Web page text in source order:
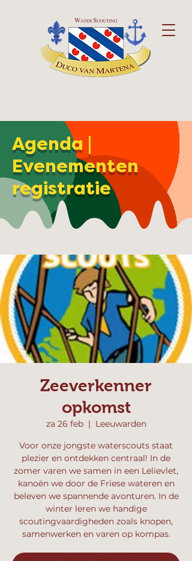
Agenda |
Evenementen
registratie
Zeeverkenner
opkomst
za 26 feb
  |
Leeuwarden
Voor onze jongste waterscouts staat
plezier en ontdekken centraal! In de
zomer varen we samen in een Lelievlet,
kanoën we door de Friese wateren en
beleven we spannende avonturen. In de
winter leren we handige
scoutingvaardigheden zoals knopen,
samenwerken en varen op kompas.